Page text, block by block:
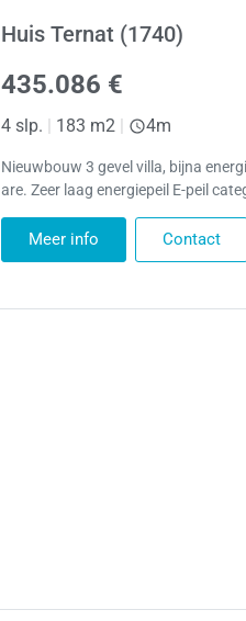
Huis Ternat (1740)
435.086 €
4 slp. 183 m2 4m
Nieuwbouw 3 gevel villa, bijna
are. Zeer laag energiepeil E-peil
Meer info Contact